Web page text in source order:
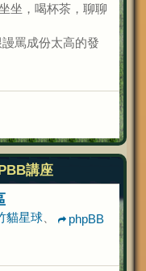
坐，喝杯茶，聊聊
罵成份太高的發
講座
貓星球、
phpBB